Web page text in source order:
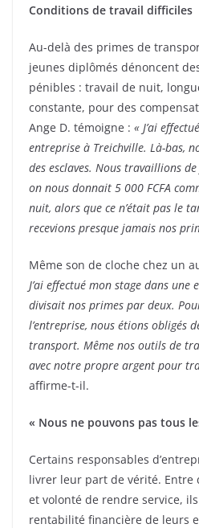
Conditions de travail difficiles
Au-delà des primes de
jeunes diplômés dénoncent
pénibles : travail de nuit,
constante, pour des
Ange D. témoigne : « J’ai
entreprise à Treichville. Là-bas,
des esclaves. Nous travaillions
on nous donnait 5 000 FCFA
nuit, alors que ce n’était pas le
recevions presque jamais nos
Même son de cloche chez un
J’ai effectué mon stage dans
divisait nos primes par deux.
l’entreprise, nous étions obligés
transport. Même nos outils de
avec notre propre argent pour
affirme-t-il.
« Nous ne pouvons pas tous
Certains responsables
livrer leur part de vérité. Entre
et volonté de rendre service,
rentabilité financière de leurs